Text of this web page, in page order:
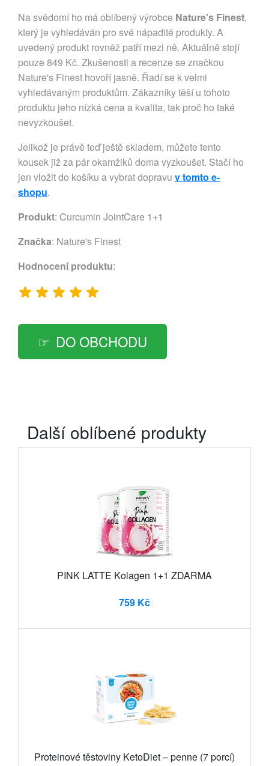
Na svědomí ho má oblíbený výrobce Nature's Finest,
který je vyhledáván pro své nápadité produkty. A
uvedený produkt rovněž patří mezi ně. Aktuálně stojí
pouze 849 Kč. Zkušenosti a recenze se značkou
Nature's Finest hovoří jasně. Řadí se k velmi
vyhledávaným produktům. Zákazníky těší u tohoto
produktu jeho nízká cena a kvalita, tak proč ho také
nevyzkoušet.
Jelikož je právě teď ještě skladem, můžete tento
kousek již za pár okamžiků doma vyzkoušet. Stačí ho
jen vložit do košíku a vybrat dopravu v tomto e-
shopu.
Produkt: Curcumin JointCare 1+1
Značka: Nature's Finest
Hodnocení produktu:
DO OBCHODU
Další oblíbené produkty
PINK LATTE Kolagen 1+1 ZDARMA
759 Kč
Proteinové těstoviny KetoDiet – penne (7 porcí)